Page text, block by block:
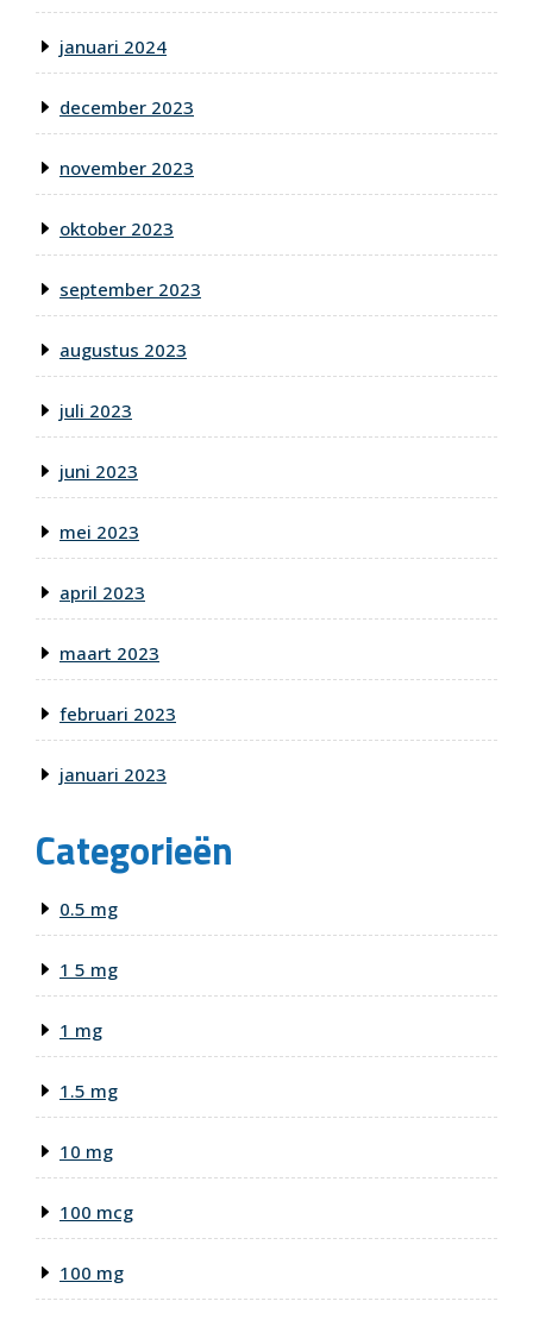
januari 2024
december 2023
november 2023
oktober 2023
september 2023
augustus 2023
juli 2023
juni 2023
mei 2023
april 2023
maart 2023
februari 2023
januari 2023
Categorieën
0.5 mg
1 5 mg
1 mg
1.5 mg
10 mg
100 mcg
100 mg